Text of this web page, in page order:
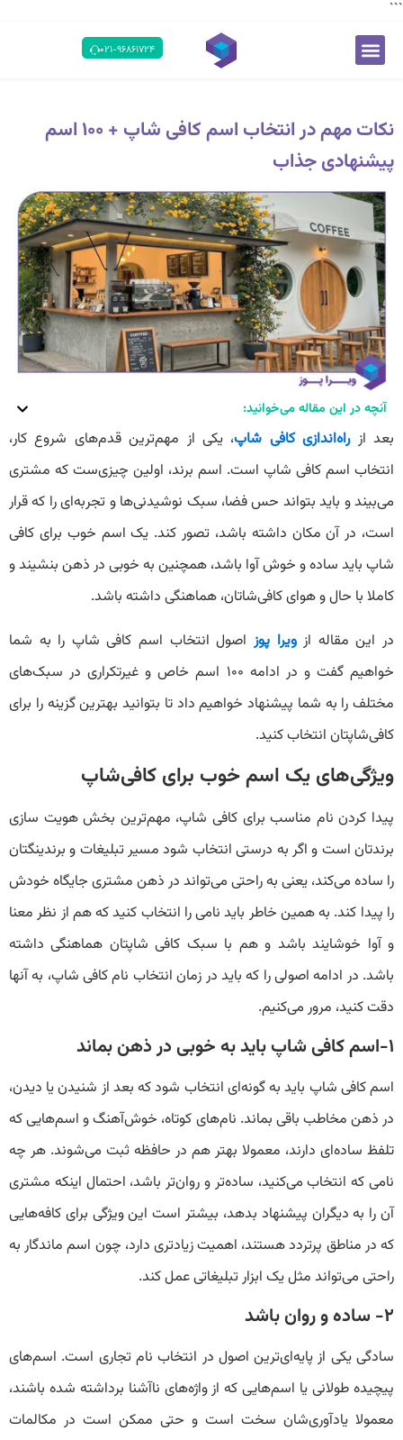
```
۰۲۱-۹۶۸۶۱۷۲۴
نکات مهم در انتخاب اسم کافی شاپ + ۱۰۰ اسم
پیشنهادی جذاب
آنچه در این مقاله می‌خوانید:
بعد ازراه‌اندازی کافی شاپ، یکی از مهم‌ترین قدم‌های شروع کار،
انتخاب اسم کافی شاپ است. اسم برند، اولین چیزی‌ست که مشتری
می‌بیند و باید بتواند حس فضا، سبک نوشیدنی‌ها و تجربه‌ای را که قرار
است، در آن مکان داشته باشد، تصور کند. یک اسم خوب برای کافی
شاپ باید ساده و خوش آوا باشد، همچنین به خوبی در ذهن بنشیند و
کاملا با حال و هوای کافی‌شاتان، هماهنگی داشته باشد.
در این مقاله ازویرا پوز اصول انتخاب اسم کافی شاپ را به شما
خواهیم گفت و در ادامه ۱۰۰ اسم خاص و غیرتکراری در سبک‌های
مختلف را به شما پیشنهاد خواهیم داد تا بتوانید بهترین گزینه را برای
کافی‌شاپتان انتخاب کنید.
ویژگی‌های یک اسم خوب برای کافی‌شاپ
پیدا کردن نام مناسب برای کافی شاپ، مهم‌ترین بخش هویت سازی
برندتان است و اگر به درستی انتخاب شود مسیر تبلیغات و برندینگتان
را ساده می‌کند، یعنی به راحتی می‌تواند در ذهن مشتری جایگاه خودش
را پیدا کند. به همین خاطر باید نامی را انتخاب کنید که هم از نظر معنا
و آوا خوشایند باشد و هم با سبک کافی شاپتان هماهنگی داشته
باشد. در ادامه اصولی را که باید در زمان انتخاب نام کافی شاپ، به آنها
دقت کنید، مرور می‌کنیم.
۱-اسم کافی شاپ باید به خوبی در ذهن بماند
اسم کافی شاپ باید به گونه‌ای انتخاب شود که بعد از شنیدن یا دیدن،
در ذهن مخاطب باقی بماند. نام‌های کوتاه، خوش‌آهنگ و اسم‌هایی که
تلفظ ساده‌ای دارند، معمولا بهتر هم در حافظه ثبت می‌شوند. هر چه
نامی که انتخاب می‌کنید، ساده‌تر و روان‌تر باشد، احتمال اینکه مشتری
آن را به دیگران پیشنهاد بدهد، بیشتر است این ویژگی برای کافه‌هایی
که در مناطق پرتردد هستند، اهمیت زیادتری دارد، چون اسم ماندگار به
راحتی می‌تواند مثل یک ابزار تبلیغاتی عمل کند.
۲- ساده و روان باشد
سادگی یکی از پایه‌ای‌ترین اصول در انتخاب نام تجاری است. اسم‌های
پیچیده طولانی یا اسم‌هایی که از واژه‌های ناآشنا برداشته شده باشند،
معمولا یادآوری‌شان سخت است و حتی ممکن است در مکالمات